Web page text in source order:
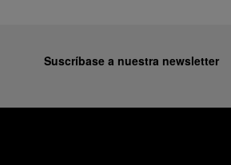
Suscríbase a nuestra newsletter